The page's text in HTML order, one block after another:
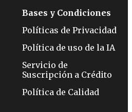
Bases y Condiciones
Políticas de Privacidad
Política de uso de la IA
Servicio de
Suscripción a Crédito
Política de Calidad